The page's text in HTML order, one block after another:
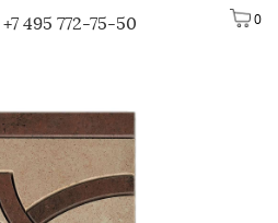
0
+7 495 772-75-50